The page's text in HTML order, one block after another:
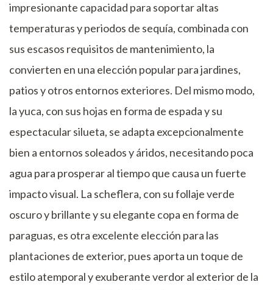
impresionante capacidad para soportar altas
temperaturas y periodos de sequía, combinada con
sus escasos requisitos de mantenimiento, la
convierten en una elección popular para jardines,
patios y otros entornos exteriores. Del mismo modo,
la yuca, con sus hojas en forma de espada y su
espectacular silueta, se adapta excepcionalmente
bien a entornos soleados y áridos, necesitando poca
agua para prosperar al tiempo que causa un fuerte
impacto visual. La scheflera, con su follaje verde
oscuro y brillante y su elegante copa en forma de
paraguas, es otra excelente elección para las
plantaciones de exterior, pues aporta un toque de
estilo atemporal y exuberante verdor al exterior de la